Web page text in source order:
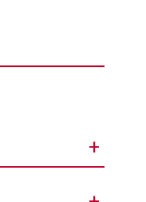
+